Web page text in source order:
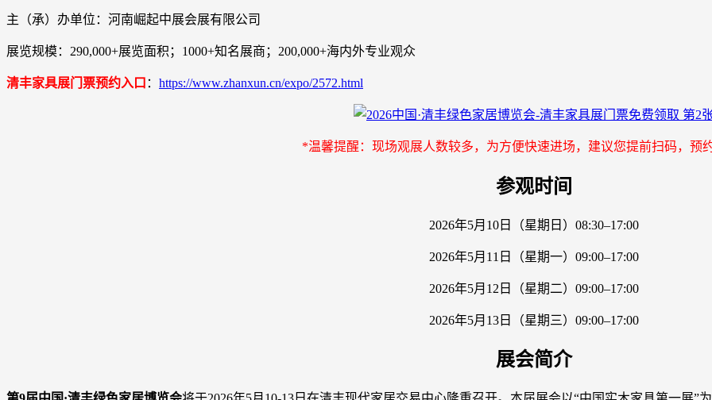
主（承）办单位：河南崛起中展会展有限公司
展览规模：290,000+展览面积；1000+知名展商；200,000+海内外专业观众
清丰家具展门票预约入口 ： https://www.zhanxun.cn/expo/2572.html
*温馨提醒：现场观展人数较多，为方便快速进场，建议您提前扫码，预
参观时间
2026年5月10日（星期日）08:30–17:00
2026年5月11日（星期一）09:00–17:00
2026年5月12日（星期二）09:00–17:00
2026年5月13日（星期三）09:00–17:00
展会简介